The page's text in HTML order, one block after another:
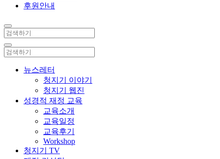
후원안내
뉴스레터
청지기 이야기
청지기 웹진
성경적 재정 교육
교육소개
교육일정
교육후기
Workshop
청지기 TV